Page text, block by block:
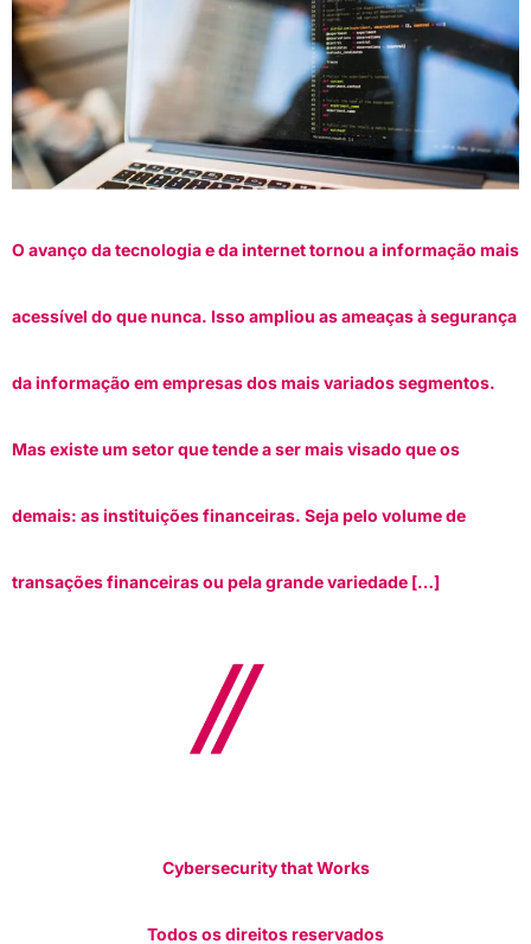
O avanço da tecnologia e da internet tornou a informação mais
acessível do que nunca. Isso ampliou as ameaças à segurança
da informação em empresas dos mais variados segmentos.
Mas existe um setor que tende a ser mais visado que os
demais: as instituições financeiras. Seja pelo volume de
transações financeiras ou pela grande variedade […]
Cybersecurity that Works
Todos os direitos reservados